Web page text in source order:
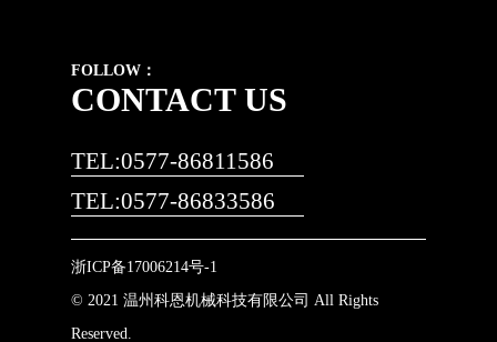
FOLLOW：
CONTACT US
TEL:0577-86811586
TEL:0577-86833586
浙ICP备17006214号-1
© 2021 温州科恩机械科技有限公司 All Rights
Reserved.